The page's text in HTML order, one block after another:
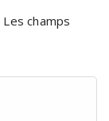
Les champs